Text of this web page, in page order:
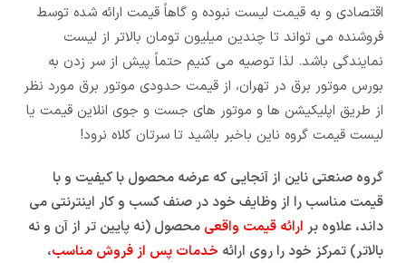
اقتصادی و به قیمت لیست نبوده و گاهاً قیمت ارائه شده توسط
فروشنده می تواند تا چندین میلیون تومان بالاتر از لیست
نمایندگی باشد. لذا توصیه می کنیم حتماً پیش از سر زدن به
بورس موتور برق در تهران، از قیمت حدودی موتور برق مورد نظر
از طریق اپلیکیشن ها و موتور های جست و جوی انلاین قیمت یا
لیست قیمت گروه ناین باخبر باشید تا سرتان کلاه نرود!
گروه صنعتی ناین از آنجایی که عرضه محصول با کیفیت و با
قیمت مناسب را از وظایف خود در صنف کسب و کار اینترنتی می
داند، علاوه بر ارائه قیمت واقعی محصول (نه پایین تر از آن و نه
بالاتر) تمرکز خود را روی ارائه خدمات پس از فروش مناسب،